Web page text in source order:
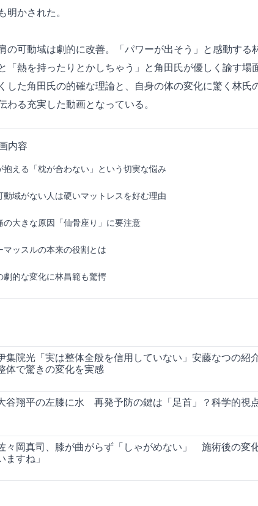
明かされた。
の可動域は劇的に改善。「パワーが出そう」と感動する
「熱を持ったりとかしちゃう」と角田氏が優しく諭す場
した角田氏の的確な理論と、自身の体の変化に驚く林氏
わる充実した動画となっている。
内容
抱える「枕が合わない」という切実な悩み
動域がない人は硬いマットレスを好む理由
の大きな原因「仙骨座り」に要注意
マッスルの本来の役割とは
劇的な変化に林昌範も驚愕
集院光「実は整体全般を信用していない」安藤なつの紹
体で驚きの変化を実感
谷翔平の左膝に水 再発予防の鍵は「足首」？科学的視
々岡真司、膝が曲がらず「しゃがめない」 施術後の変
ますね」